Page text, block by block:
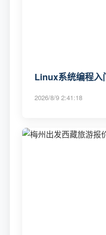
Linux系统编程入
2026/8/9 2:41:18